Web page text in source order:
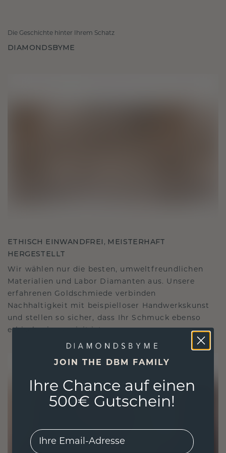
Die Geschichte hinter Ihrem Schatz
DIAMONDSBYME
ETHISCH EINWANDFREI, MEISTERHAFT
HERGESTELLT
Wir wählen nur die besten, umweltfreundlichen
Materialien und Labor Diamanten aus. Unsere
erfahrenen Goldschmiede verbinden
Nachhaltigkeit mit beispielloser Handwerkskunst
und stellen so sicher, dass Ihr Schmuck ebenso
ethisch wie exquisit ist.
JOIN THE DBM FAMILY
Ihre Chance auf einen
500€ Gutschein!
EMail